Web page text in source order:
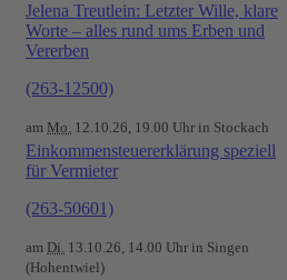
Jelena Treutlein: Letzter Wille, klare
Worte – alles rund ums Erben und
Vererben
(263-12500)
am Mo. 12.10.26, 19.00 Uhr in Stockach
Einkommensteuererklärung speziell
für Vermieter
(263-50601)
am Di. 13.10.26, 14.00 Uhr in Singen
(Hohentwiel)